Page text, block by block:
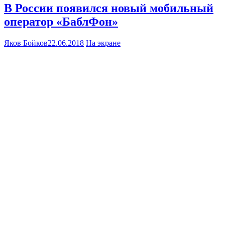
В России появился новый мобильный
оператор «БаблФон»
Яков Бойков22.06.2018 На экране